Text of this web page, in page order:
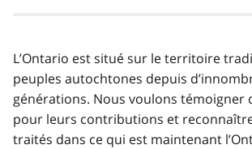
L’Ontario est situé sur le territoire
peuples autochtones depuis
générations. Nous voulons témoigner
pour leurs contributions et
traités dans ce qui est maintenant